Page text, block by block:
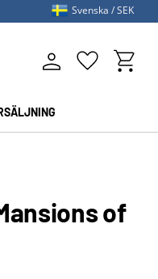
Favoriter
Svenska SEK
of